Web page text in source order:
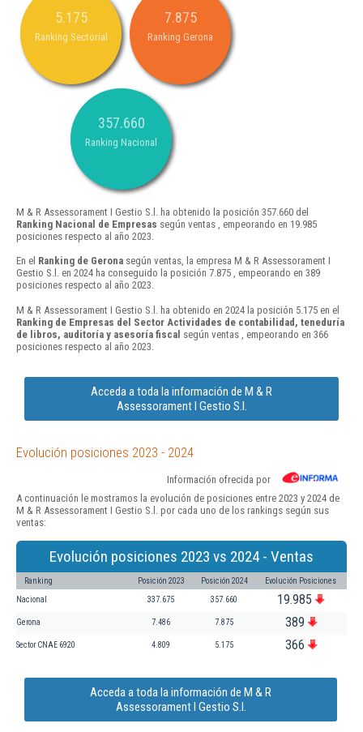
5.175
Ranking Sectorial
7.875
Ranking Gerona
357.660
Ranking Nacional
M & R Assessorament I Gestio S.l. ha obtenido la posición 357.660 del
Ranking Nacional de Empresas según ventas , empeorando en 19.985
posiciones respecto al año 2023.
En el Ranking de Gerona según ventas, la empresa M & R Assessorament I
Gestio S.l. en 2024 ha conseguido la posición 7.875 , empeorando en 389
posiciones respecto al año 2023.
M & R Assessorament I Gestio S.l. ha obtenido en 2024 la posición 5.175 en el
Ranking de Empresas del Sector Actividades de contabilidad, teneduría
de libros, auditoría y asesoría fiscal según ventas , empeorando en 366
posiciones respecto al año 2023.
Acceda a toda la información de M & R
Assessorament I Gestio S.l.
Evolución posiciones 2023 - 2024
Información ofrecida por
A continuación le mostramos la evolución de posiciones entre 2023 y 2024 de
M & R Assessorament I Gestio S.l. por cada uno de los rankings según sus
ventas:
Evolución posiciones 2023 vs 2024 - Ventas
Ranking Posición 2023 Posición 2024 Evolución Posiciones
Nacional 337.675 357.660 19.985
Gerona 7.486 7.875 389
Sector CNAE 6920 4.809 5.175 366
Acceda a toda la información de M & R
Assessorament I Gestio S.l.